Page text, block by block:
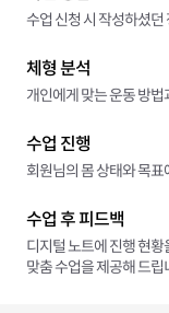
수업 신청 시 작성하셨
체형 분석
개인에게 맞는 운동 방
수업 진행
회원님의 몸 상태와 목
수업 후 피드백
디지털 노트에 진행 현
맞춤 수업을 제공해 드립